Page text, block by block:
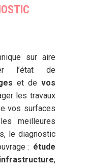
sur aire
l’état de
et de vos
les travaux
vos surfaces
meilleures
le diagnostic
: étude
,